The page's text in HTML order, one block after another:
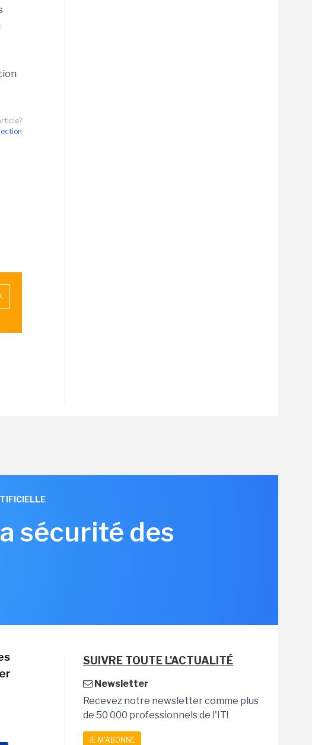
sécurité des
SUIVRE TOUTE L'ACTUALITÉ
Newsletter
Recevez notre newsletter comme plus
de 50 000 professionnels de l'IT!
JE M'ABONNE